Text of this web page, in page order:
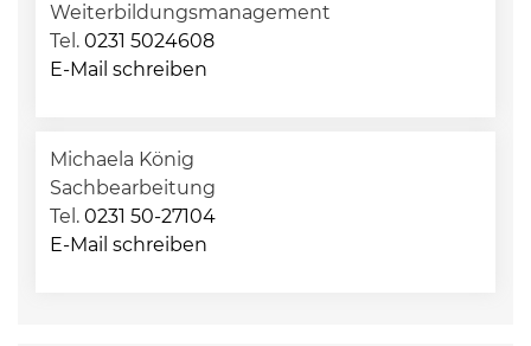
Weiterbildungsmanagement
Tel. 0231 5024608
E-Mail schreiben
Michaela König
Sachbearbeitung
Tel. 0231 50-27104
E-Mail schreiben